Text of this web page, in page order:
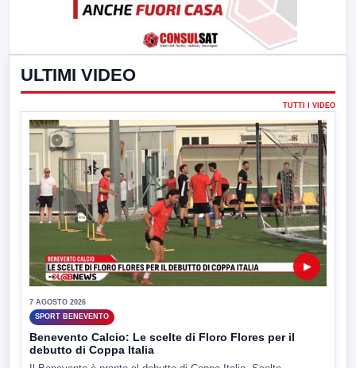
ULTIMI VIDEO
TUTTI I VIDEO
▶
7 AGOSTO 2026
SPORT BENEVENTO
Benevento Calcio: Le scelte di Floro Flores per il
debutto di Coppa Italia